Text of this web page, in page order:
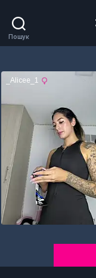
Пошук